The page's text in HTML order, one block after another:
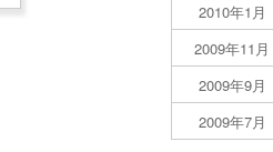
2010年1月
2009年11月
2009年9月
2009年7月